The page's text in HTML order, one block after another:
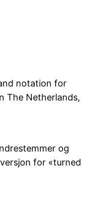
notation for
The Netherlands,
og
for «turned